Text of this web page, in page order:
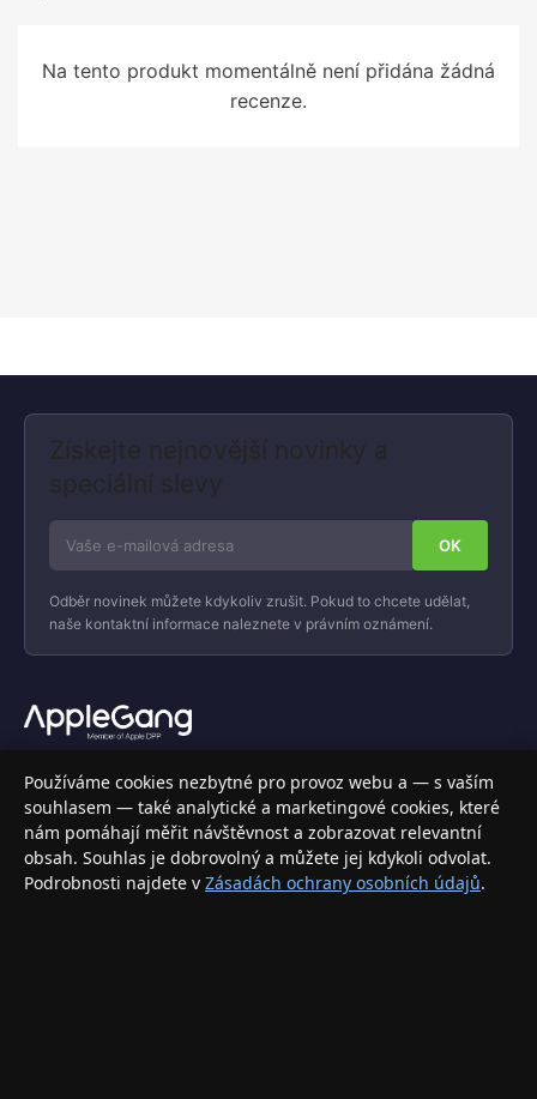
Na tento produkt momentálně není přidána žádná
recenze.
Získejte nejnovější novinky a
speciální slevy
Odběr novinek můžete kdykoliv zrušit. Pokud to chcete udělat,
naše kontaktní informace naleznete v právním oznámení.
Váš specializovaný obchod s Apple produkty, příslušenstvím a
elektronikou. Nakupujte bezpečně a s jistotou.
INFORMACE
Doprava a doručení
Používáme cookies nezbytné pro provoz webu a — s vaším
souhlasem — také analytické a marketingové cookies, které
nám pomáhají měřit návštěvnost a zobrazovat relevantní
obsah. Souhlas je dobrovolný a můžete jej kdykoli odvolat.
Podrobnosti najdete v Zásadách ochrany osobních údajů.